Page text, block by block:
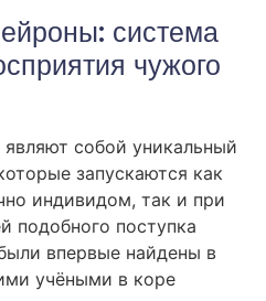
система
чужого
собой уникальный
запускаются как
индивидом, так и при
подобного поступка
впервые найдены в
учёными в коре